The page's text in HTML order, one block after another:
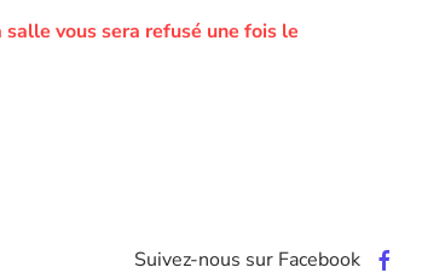
salle vous sera refusé une fois le
Suivez-nous sur Facebook